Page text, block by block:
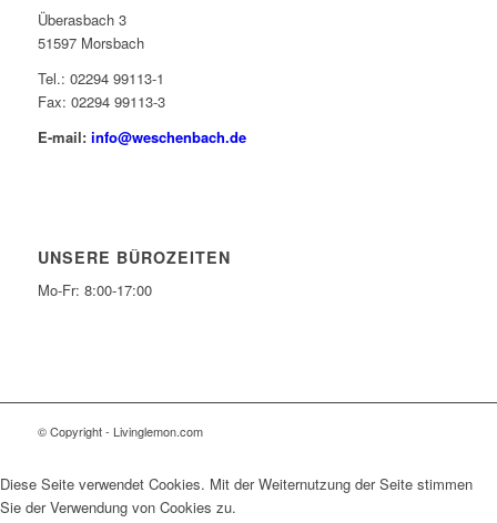
Überasbach 3
51597 Morsbach
Tel.: 02294 99113-1
Fax: 02294 99113-3
E-mail: info@weschenbach.de
UNSERE BÜROZEITEN
Mo-Fr: 8:00-17:00
© Copyright - Livinglemon.com
Diese Seite verwendet Cookies. Mit der Weiternutzung der Seite stimmen
Sie der Verwendung von Cookies zu.